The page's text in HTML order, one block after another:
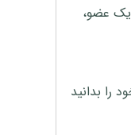
یک عضو،
را بدانید